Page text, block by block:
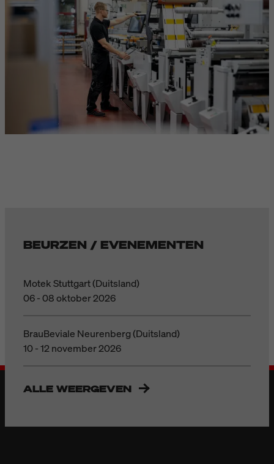
BEURZEN / EVENEMENTEN
Motek Stuttgart (Duitsland)
06 - 08 oktober 2026
BrauBeviale Neurenberg (Duitsland)
10 - 12 november 2026
ALLE WEERGEVEN